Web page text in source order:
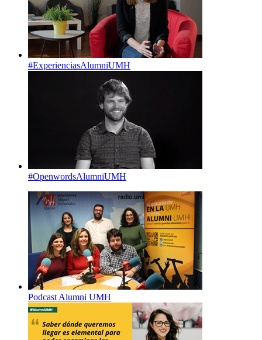
#ExperienciasAlumniUMH
#OpenwordsAlumniUMH
Podcast Alumni UMH